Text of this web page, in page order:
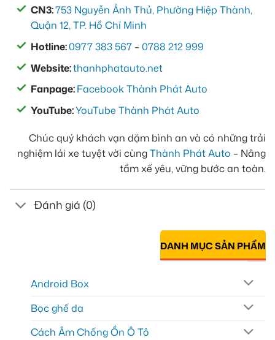
CN3:753 Nguyễn Ảnh Thủ, Phường Hiệp Thành,
Quận 12, TP. Hồ Chí Minh
Hotline:0977 383 567 –0788 212 999
Website:thanhphatauto.net
Fanpage:Facebook Thành Phát Auto
YouTube:YouTube Thành Phát Auto
Chúc quý khách vạn dặm bình an và có những trải
nghiệm lái xe tuyệt vời cùngThành Phát Auto – Nâng
tầm xế yêu, vững bước an toàn.
Đánh giá (0)
DANH MỤC SẢN PHẨM
Android Box
Bọc ghế da
Cách Âm Chống Ồn Ô Tô